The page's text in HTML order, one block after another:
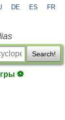
DE ES FR
Search!
⚽